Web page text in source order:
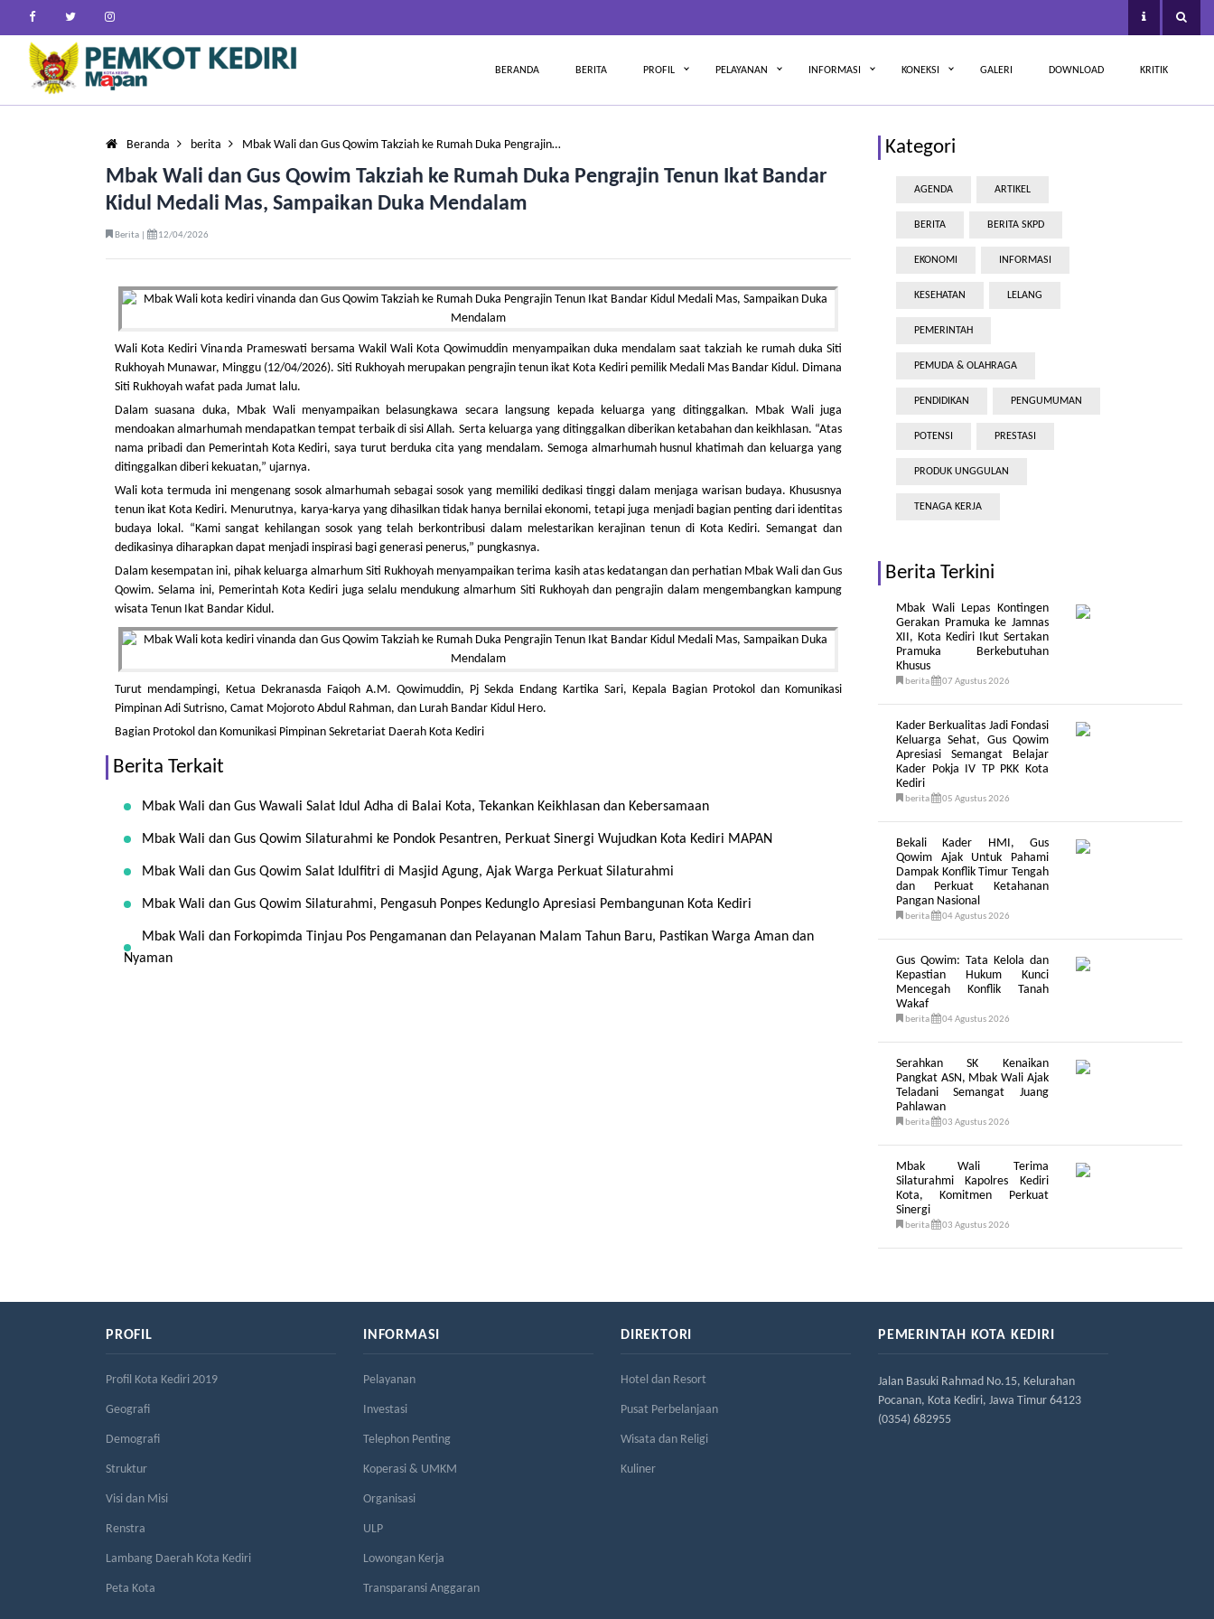
BERANDA BERITA PROFIL PELAYANAN INFORMASI KONEKSI GALERI DOWNLOAD KRITIK
Beranda berita Mbak Wali dan Gus Qowim Takziah ke Rumah Duka Pengrajin…
Mbak Wali dan Gus Qowim Takziah ke Rumah Duka Pengrajin Tenun Ikat Bandar
Kidul Medali Mas, Sampaikan Duka Mendalam
Berita | 12/04/2026
Wali Kota Kediri Vinanda Prameswati bersama Wakil Wali Kota Qowimuddin menyampaikan duka mendalam saat takziah ke rumah duka Siti
Rukhoyah Munawar, Minggu (12/04/2026). Siti Rukhoyah merupakan pengrajin tenun ikat Kota Kediri pemilik Medali Mas Bandar Kidul. Dimana
Siti Rukhoyah wafat pada Jumat lalu.
Dalam suasana duka, Mbak Wali menyampaikan belasungkawa secara langsung kepada keluarga yang ditinggalkan. Mbak Wali juga
mendoakan almarhumah mendapatkan tempat terbaik di sisi Allah. Serta keluarga yang ditinggalkan diberikan ketabahan dan keikhlasan. “Atas
nama pribadi dan Pemerintah Kota Kediri, saya turut berduka cita yang mendalam. Semoga almarhumah husnul khatimah dan keluarga yang
ditinggalkan diberi kekuatan,” ujarnya.
Wali kota termuda ini mengenang sosok almarhumah sebagai sosok yang memiliki dedikasi tinggi dalam menjaga warisan budaya. Khususnya
tenun ikat Kota Kediri. Menurutnya, karya-karya yang dihasilkan tidak hanya bernilai ekonomi, tetapi juga menjadi bagian penting dari identitas
budaya lokal. “Kami sangat kehilangan sosok yang telah berkontribusi dalam melestarikan kerajinan tenun di Kota Kediri. Semangat dan
dedikasinya diharapkan dapat menjadi inspirasi bagi generasi penerus,” pungkasnya.
Dalam kesempatan ini, pihak keluarga almarhum Siti Rukhoyah menyampaikan terima kasih atas kedatangan dan perhatian Mbak Wali dan Gus
Qowim. Selama ini, Pemerintah Kota Kediri juga selalu mendukung almarhum Siti Rukhoyah dan pengrajin dalam mengembangkan kampung
wisata Tenun Ikat Bandar Kidul.
Turut mendampingi, Ketua Dekranasda Faiqoh A.M. Qowimuddin, Pj Sekda Endang Kartika Sari, Kepala Bagian Protokol dan Komunikasi
Pimpinan Adi Sutrisno, Camat Mojoroto Abdul Rahman, dan Lurah Bandar Kidul Hero.
Bagian Protokol dan Komunikasi Pimpinan Sekretariat Daerah Kota Kediri
Berita Terkait
Mbak Wali dan Gus Wawali Salat Idul Adha di Balai Kota, Tekankan Keikhlasan dan Kebersamaan
Mbak Wali dan Gus Qowim Silaturahmi ke Pondok Pesantren, Perkuat Sinergi Wujudkan Kota Kediri MAPAN
Mbak Wali dan Gus Qowim Salat Idulfitri di Masjid Agung, Ajak Warga Perkuat Silaturahmi
Mbak Wali dan Gus Qowim Silaturahmi, Pengasuh Ponpes Kedunglo Apresiasi Pembangunan Kota Kediri
Mbak Wali dan Forkopimda Tinjau Pos Pengamanan dan Pelayanan Malam Tahun Baru, Pastikan Warga Aman dan
Nyaman
Kategori
AGENDA ARTIKEL
BERITA BERITA SKPD
EKONOMI INFORMASI
KESEHATAN LELANG
PEMERINTAH
PEMUDA & OLAHRAGA
PENDIDIKAN PENGUMUMAN
POTENSI PRESTASI
PRODUK UNGGULAN
TENAGA KERJA
Berita Terkini
Mbak Wali Lepas Kontingen
Gerakan Pramuka ke Jamnas
XII, Kota Kediri Ikut Sertakan
Pramuka Berkebutuhan
Khusus
berita 07 Agustus 2026
Kader Berkualitas Jadi Fondasi
Keluarga Sehat, Gus Qowim
Apresiasi Semangat Belajar
Kader Pokja IV TP PKK Kota
Kediri
berita 05 Agustus 2026
Bekali Kader HMI, Gus
Qowim Ajak Untuk Pahami
Dampak Konflik Timur Tengah
dan Perkuat Ketahanan
Pangan Nasional
berita 04 Agustus 2026
Gus Qowim: Tata Kelola dan
Kepastian Hukum Kunci
Mencegah Konflik Tanah
Wakaf
berita 04 Agustus 2026
Serahkan SK Kenaikan
Pangkat ASN, Mbak Wali Ajak
Teladani Semangat Juang
Pahlawan
berita 03 Agustus 2026
Mbak Wali Terima
Silaturahmi Kapolres Kediri
Kota, Komitmen Perkuat
Sinergi
berita 03 Agustus 2026
PROFIL
Profil Kota Kediri 2019
Geografi
Demografi
Struktur
Visi dan Misi
Renstra
Lambang Daerah Kota Kediri
Peta Kota
INFORMASI
Pelayanan
Investasi
Telephon Penting
Koperasi & UMKM
Organisasi
ULP
Lowongan Kerja
Transparansi Anggaran
DIREKTORI
Hotel dan Resort
Pusat Perbelanjaan
Wisata dan Religi
Kuliner
PEMERINTAH KOTA KEDIRI
Jalan Basuki Rahmad No.15, Kelurahan
Pocanan, Kota Kediri, Jawa Timur 64123
(0354) 682955